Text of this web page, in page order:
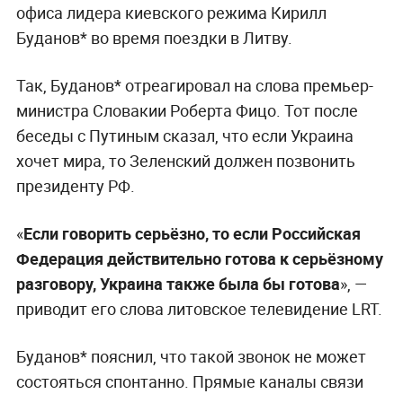
офиса лидера киевского режима Кирилл
Буданов* во время поездки в Литву.
Так, Буданов* отреагировал на слова премьер-
министра Словакии Роберта Фицо. Тот после
беседы с Путиным сказал, что если Украина
хочет мира, то Зеленский должен позвонить
президенту РФ.
«Если говорить серьёзно, то если Российская
Федерация действительно готова к серьёзному
разговору, Украина также была бы готова», —
приводит его слова литовское телевидение LRT.
Буданов* пояснил, что такой звонок не может
состояться спонтанно. Прямые каналы связи